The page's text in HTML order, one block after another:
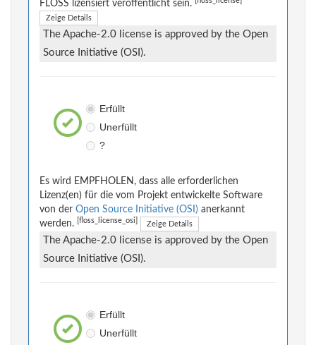
FLOSS lizensiert veröffentlicht sein.
Zeige Details
The Apache-2.0 license is approved by the Open
Source Initiative (OSI).
Erfüllt
Unerfüllt
?
Es wird EMPFHOLEN, dass alle erforderlichen
Lizenz(en) für die vom Projekt entwickelte Software
von der Open Source Initiative (OSI) anerkannt
werden.
[floss_license_osi] Zeige Details
The Apache-2.0 license is approved by the Open
Source Initiative (OSI).
Erfüllt
Unerfüllt